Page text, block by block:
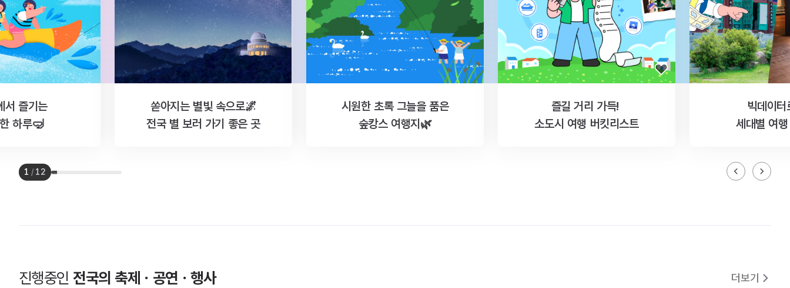
서 즐기는
하루🤿
쏟아지는 별빛 속으로🌌
전국 별 보러 가기 좋은 곳
시원한 초록 그늘을 품은
숲캉스 여행지🌿
즐길 거리 가득!
소도시 여행 버킷리스트
빅데이터
세대별 여
1 / 12
진행중인전국의 축제ㆍ공연ㆍ행사 더보기